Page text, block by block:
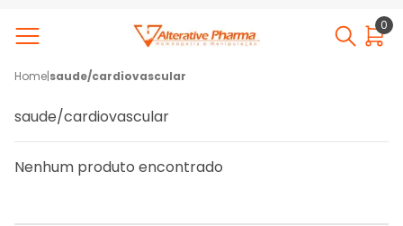
0
Home|saude/cardiovascular
saude/cardiovascular
Nenhum produto encontrado